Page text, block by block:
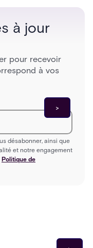
à jour
pour recevoir
à vos
désabonner, ainsi que
et notre engagement
Politique de